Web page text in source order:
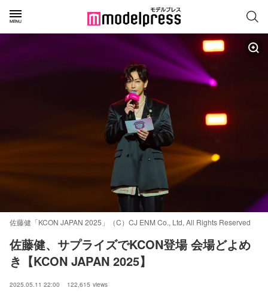
佐藤健「KCON JAPAN 2025」（C）CJ ENM Co., Ltd, All Rights Reserved
佐藤健、サプライズでKCON登場 会場どよめ
き【KCON JAPAN 2025】
2025.05.11 22:00 122,615 views